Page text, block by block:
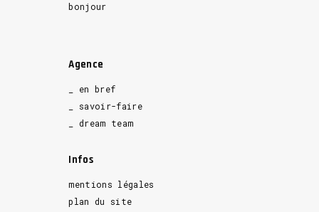
bonjour
Agence
_ en bref
_ savoir-faire
_ dream team
Infos
mentions légales
plan du site